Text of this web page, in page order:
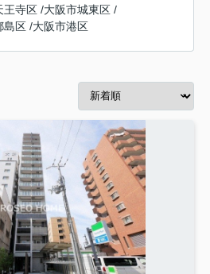
王寺区 /大阪市城東区 /
島区 /大阪市港区